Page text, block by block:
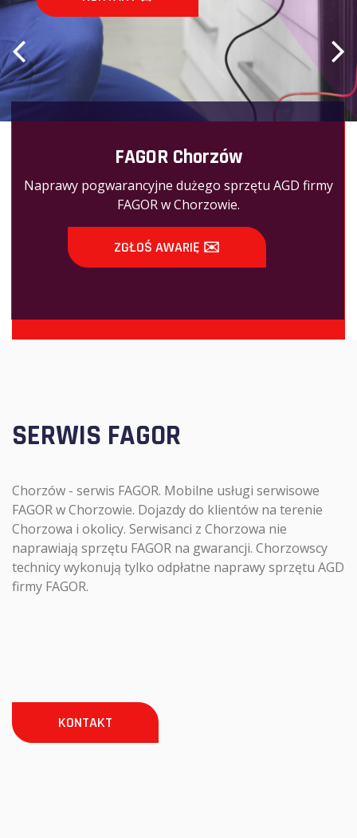
FAGOR Chorzów
Naprawy pogwarancyjne dużego sprzętu AGD firmy
FAGOR w Chorzowie.
ZGŁOŚ AWARIĘ ✉️
SERWIS FAGOR
Chorzów - serwis FAGOR. Mobilne usługi serwisowe
FAGOR w Chorzowie. Dojazdy do klientów na terenie
Chorzowa i okolicy. Serwisanci z Chorzowa nie
naprawiają sprzętu FAGOR na gwarancji. Chorzowscy
technicy wykonują tylko odpłatne naprawy sprzętu AGD
firmy FAGOR.
KONTAKT